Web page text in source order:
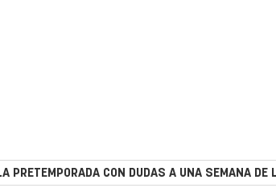
PRETEMPORADA CON DUDAS A UNA SEMANA DE